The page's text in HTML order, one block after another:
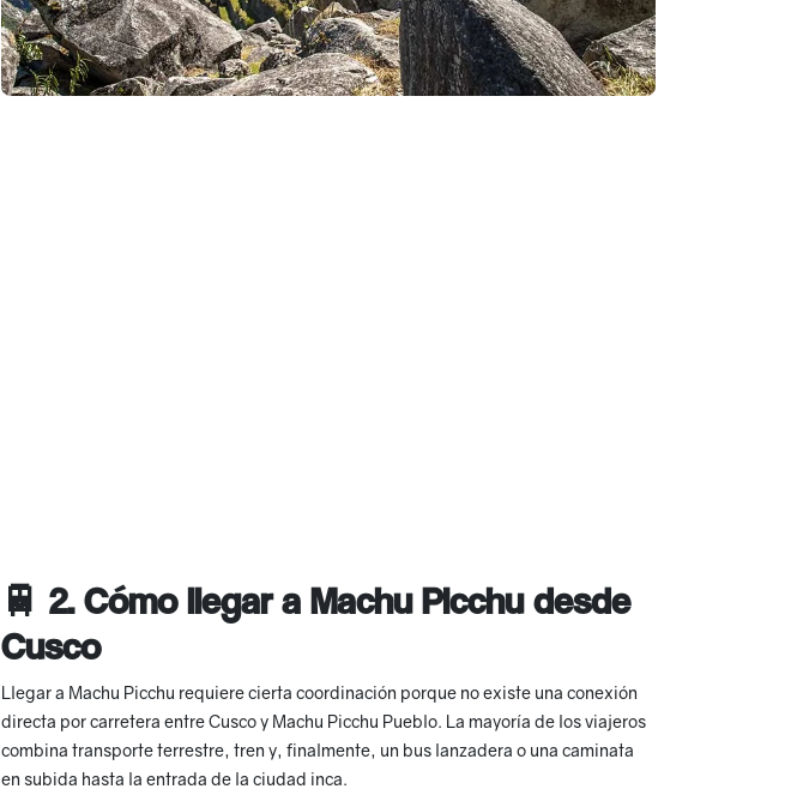
🚆 2. Cómo llegar a Machu Picchu desde
Cusco
Llegar a Machu Picchu requiere cierta coordinación porque no existe una conexión
directa por carretera entre Cusco y Machu Picchu Pueblo. La mayoría de los viajeros
combina transporte terrestre, tren y, finalmente, un bus lanzadera o una caminata
en subida hasta la entrada de la ciudad inca.